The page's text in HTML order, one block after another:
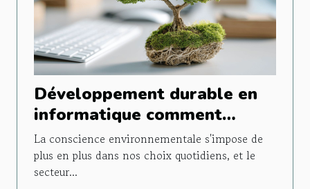
Développement durable en
informatique comment
réduire l'empreinte carbone
de vos équipements
technologiques
La conscience environnementale s'impose de
plus en plus dans nos choix quotidiens, et le
secteur...